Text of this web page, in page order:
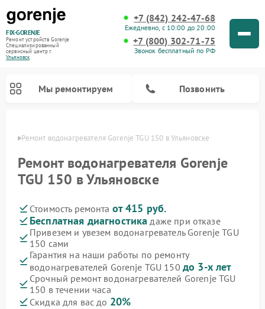
FIX-GORENJE
Ремонт устройств Gorenje
Специализированный
cервисный центр г.
Ульяновск
+7 (842) 242-47-68
Ежедневно, с 10:00 до 20:00
+7 (800) 302-71-75
Звонок бесплатный по РФ
Мы ремонтируем Позвонить
Ремонт водонагревателя Gorenje TGU 150 в Ульяновске
Ремонт водонагревателя Gorenje
TGU 150 в Ульяновске
Стоимость ремонта от 415 руб.
Бесплатная диагностика даже при отказе
Привезем и увезем водонагреватель Gorenje TGU
150 сами
Гарантия на наши работы по ремонту
водонагревателей Gorenje TGU 150 до 3-х лет
Срочный ремонт водонагревателей Gorenje TGU
150 в течении часа
Скидка для вас до 20%